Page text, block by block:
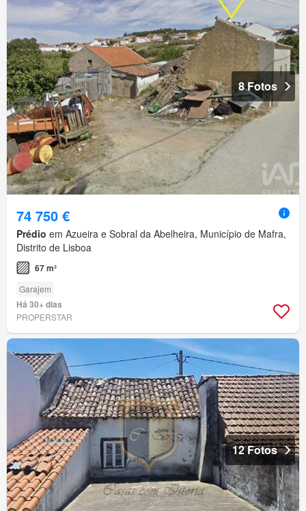
8 Fotos
74 750 €
Prédio em Azueira e Sobral da Abelheira, Município de Mafra,
Distrito de Lisboa
67 m²
Garajem
Há 30+ dias
PROPERSTAR
12 Fotos